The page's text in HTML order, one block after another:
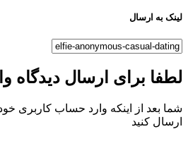
لینک به ارسال
لطفا برای ارسال دیدگاه
شما بعد از اینکه وارد حساب کاربری
ارسال کنید